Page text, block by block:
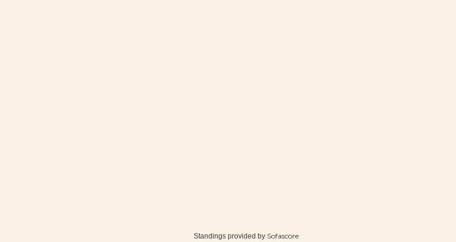
Standings provided by Sofascore